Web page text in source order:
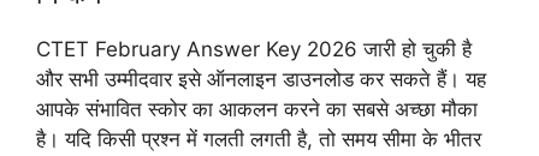
CTET February Answer Key 2026 जारी हो चुकी है
और सभी उम्मीदवार इसे ऑनलाइन डाउनलोड कर सकते हैं। यह
आपके संभावित स्कोर का आकलन करने का सबसे अच्छा मौका
है। यदि किसी प्रश्न में गलती लगती है, तो समय सीमा के भीतर